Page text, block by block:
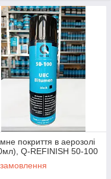
покриття в аерозолі
Q-REFINISH 50-100